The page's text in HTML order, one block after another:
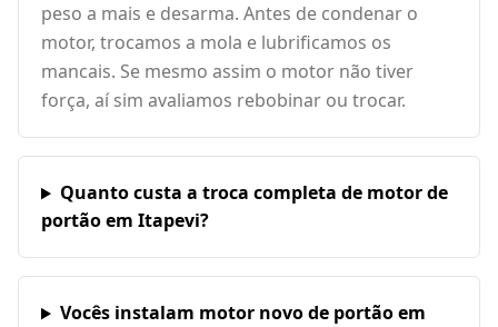
peso a mais e desarma. Antes de condenar o
motor, trocamos a mola e lubrificamos os
mancais. Se mesmo assim o motor não tiver
força, aí sim avaliamos rebobinar ou trocar.
Quanto custa a troca completa de motor de
portão em Itapevi?
Vocês instalam motor novo de portão em